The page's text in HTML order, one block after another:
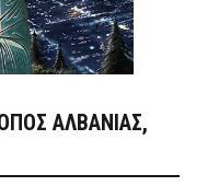
ΑΛΒΑΝΊΑΣ,